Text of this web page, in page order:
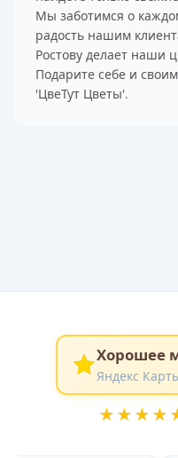
Мы заботимся о
радость нашим
Ростову делает наши
Подарите себе и
'ЦвеТут Цветы'.
Хорошее
Яндекс